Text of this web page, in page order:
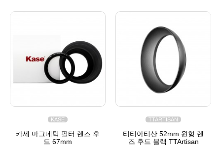
KASE
카세 마그네틱 필터 렌즈 후
드 67mm
TTARTISAN
티티아티산 52mm 원형 렌
즈 후드 블랙 TTArtisan